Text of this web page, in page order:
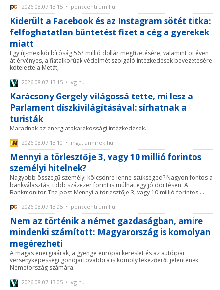
2026.08.07 13:15 • penzcentrum.hu
Kiderült a Facebook és az Instagram sötét titka:
felfoghatatlan büntetést fizet a cég a gyerekek
miatt
Egy új-mexikói bíróság 567 millió dollár megfizetésére, valamint öt éven
át érvényes, a fiatalkorúak védelmét szolgáló intézkedések bevezetésére
kötelezte a Metát,
2026.08.07 13:15 • vg.hu
Karácsony Gergely világossá tette, mi lesz a
Parlament díszkivilágításával: sírhatnak a
turisták
Maradnak az energiatakarékossági intézkedések.
2026.08.07 13:10 • ingatlanhirek.hu
Mennyi a törlesztője 3, vagy 10 millió forintos
személyi hitelnek?
Nagyobb összegű személyi kölcsönre lenne szükséged? Nagyon fontos a
bankválasztás, több százezer forint is múlhat egy jó döntésen. A
Bankmonitor The post Mennyi a törlesztője 3, vagy 10 millió forintos ...
2026.08.07 13:05 • penzcentrum.hu
Nem az történik a német gazdaságban, amire
mindenki számított: Magyarország is komolyan
megérezheti
A magas energiaárak, a gyenge európai kereslet és az autóipar
versenyképességi gondjai továbbra is komoly fékezőerőt jelentenek
Németország számára.
2026.08.07 13:05 • vg.hu